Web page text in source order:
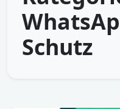
Schutz